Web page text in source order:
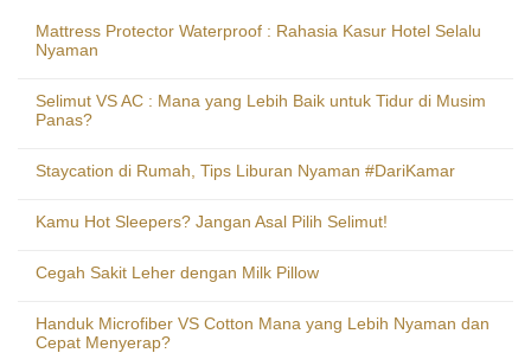
Mattress Protector Waterproof : Rahasia Kasur Hotel Selalu
Nyaman
Selimut VS AC : Mana yang Lebih Baik untuk Tidur di Musim
Panas?
Staycation di Rumah, Tips Liburan Nyaman #DariKamar
Kamu Hot Sleepers? Jangan Asal Pilih Selimut!
Cegah Sakit Leher dengan Milk Pillow
Handuk Microfiber VS Cotton Mana yang Lebih Nyaman dan
Cepat Menyerap?